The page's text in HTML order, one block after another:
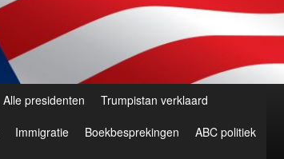
Alle presidenten
Trumpistan verklaard
Immigratie Boekbesprekingen
ABC politiek